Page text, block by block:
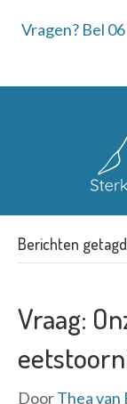
Vragen? Bel
Berichten getagd
Vraag:
DoorThea van